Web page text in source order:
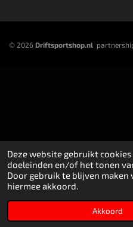
Deze website gebruikt
doeleinden en/of het tonen
Door gebruik te blijven maken
hiermee akkoord.
Akkoord
© 2026 Driftsportshop.nl
E-mailadres